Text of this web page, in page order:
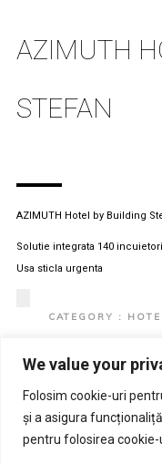
We value your
Folosim cookie-uri
și a asigura
pentru folosirea cookie-
AZIMUTH
STEFAN
AZIMUTH Hotel by Building
Solutie integrata 140
Usa sticla urgenta
CATEGORY :
LOCATION :
View Project